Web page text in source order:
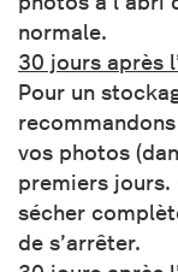
normale.
30 jours après
Pour un
vos photos
premiers jours.
sécher
de s’arrêter.